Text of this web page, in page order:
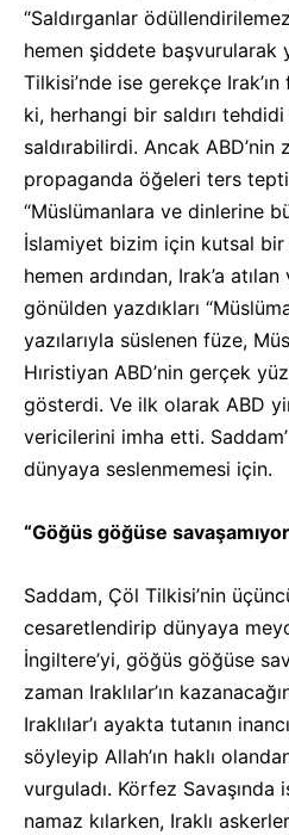
“Saldırganlar
hemen şiddete başvurularak
Tilkisi’nde ise gerekçe
ki, herhangi bir saldırı
saldırabilirdi. Ancak ABD’nin
propaganda öğeleri ters tepti.
“Müslümanlara ve dinlerine
İslamiyet bizim için kutsal bir
hemen ardından, Irak’a
gönülden yazdıkları
yazılarıyla süslenen füze,
Hıristiyan ABD’nin gerçek
gösterdi. Ve ilk olarak ABD
vericilerini imha etti.
dünyaya seslenmemesi için.
“Göğüs göğüse
Saddam, Çöl Tilkisi’nin
cesaretlendirip dünyaya
İngiltere’yi, göğüs göğüse
zaman Iraklılar’ın
Iraklılar’ı ayakta tutanın
söyleyip Allah’ın haklı
vurguladı. Körfez Savaşında
namaz kılarken, Iraklı